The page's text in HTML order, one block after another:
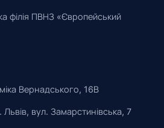
філія ПВНЗ «Європейський
Вернадського, 16В
вул. Замарстинівська, 7